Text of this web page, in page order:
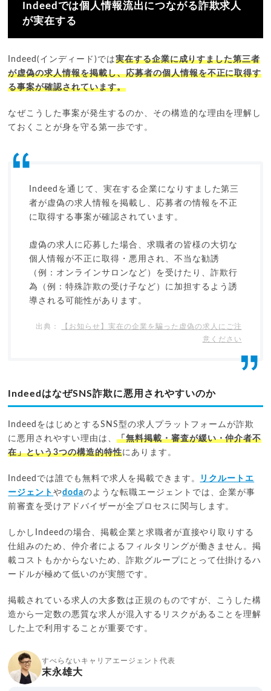
Indeedでは個人情報流出につながる詐欺求人
が実在する
Indeed(インディード)では実在する企業に成りすました第三者
が虚偽の求人情報を掲載し、応募者の個人情報を不正に取得す
る事案が確認されています。
なぜこうした事案が発生するのか、その構造的な理由を理解し
ておくことが身を守る第一歩です。
Indeedを通じて、実在する企業になりすました第三
者が虚偽の求人情報を掲載し、応募者の情報を不正
に取得する事案が確認されています。
虚偽の求人に応募した場合、求職者の皆様の大切な
個人情報が不正に取得・悪用され、不当な勧誘
（例：オンラインサロンなど）を受けたり、詐欺行
為（例：特殊詐欺の受け子など）に加担するよう誘
導される可能性があります。
【お知らせ】実在の企業を騙った虚偽の求人にご注
意ください
IndeedはなぜSNS詐欺に悪用されやすいのか
IndeedをはじめとするSNS型の求人プラットフォームが詐欺
に悪用されやすい理由は、 「無料掲載・審査が緩い・仲介者不
在」という3つの構造的特性にあります。
Indeedでは誰でも無料で求人を掲載できます。
リクルートエ
ージェントやdodaのような転職エージェントでは、企業が事
前審査を受けアドバイザーが全プロセスに関与します。
しかしIndeedの場合、掲載企業と求職者が直接やり取りする
仕組みのため、仲介者によるフィルタリングが働きません。掲
載コストもかからないため、詐欺グループにとって仕掛けるハ
ードルが極めて低いのが実態です。
掲載されている求人の大多数は正規のものですが、こうした構
造から一定数の悪質な求人が混入するリスクがあることを理解
した上で利用することが重要です。
すべらないキャリアエージェント代表
末永雄大